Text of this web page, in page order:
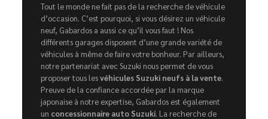
Tout le monde ne fait pas de la recherche de véhicule
d’occasion. C’est pourquoi, si vous désirez un véhicule
neuf, Gabardos a aussi ce qu’il vous faut ! Nos
différents garages disposent d’une grande variété de
véhicules à même de faire votre bonheur. Par ailleurs,
notre partenariat avec Suzuki nous permet de vous
proposer tous lesvéhicules Suzuki neufs à la vente.
Preuve de la confiance accordée par la marque
japonaise à notre expertise, Gabardos est également
un concessionnaire auto Suzuki. La recherche de